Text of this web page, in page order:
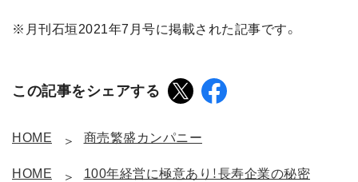
※月刊石垣2021年7月号に掲載された記事です。
この記事をシェアする
HOME 商売繁盛カンパニー
HOME 100年経営に極意あり！長寿企業の秘密